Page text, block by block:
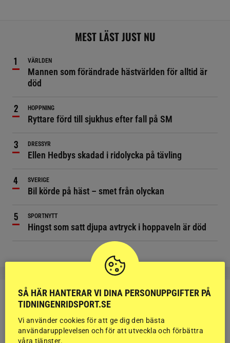
MEST LÄST JUST NU
VÄRLDEN
Mannen som förändrade hästvärlden för alltid är
död
HOPPNING
Ryttare förd till sjukhus efter fall på SM
DRESSYR
Ellen Hedbys skadad i ridolycka på tävling
SVERIGE
Bil körde på häst – smet från olyckan
SPORTNYTT
Hingst som satt djupa avtryck i hoppaveln är död
RIDSPORT
SÅ HÄR HANTERAR VI DINA PERSONUPPGIFTER PÅ
TIDNINGENRIDSPORT.SE
Vi använder cookies för att ge dig den bästa
användarupplevelsen och för att utveckla och förbättra
våra tjänster.